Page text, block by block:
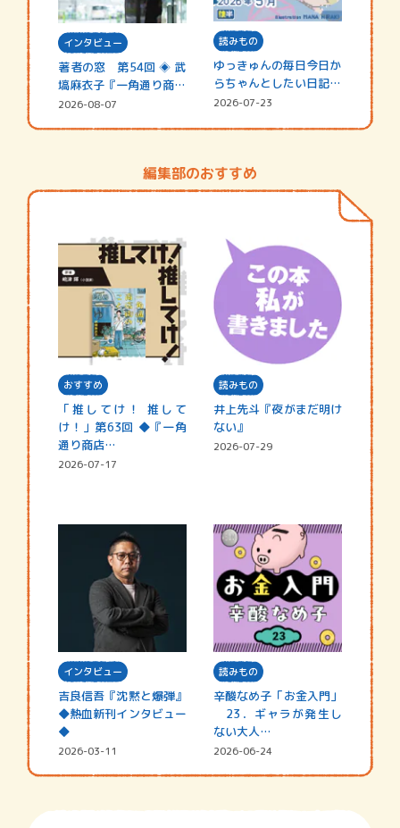
インタビュー
著者の窓 第54回 ◈ 武
塙麻衣子『一角通り商店
街の…
2026-08-07
読みもの
ゆっきゅんの毎日今日か
らちゃんとしたい日記
☆202…
2026-07-23
編集部のおすすめ
おすすめ
「推してけ！ 推して
け！」第63回 ◆『一角
通り商店…
2026-07-17
読みもの
井上先斗『夜がまだ明け
ない』
2026-07-29
インタビュー
吉良信吾『沈黙と爆弾』
◆熱血新刊インタビュー
◆
2026-03-11
読みもの
辛酸なめ子「お金入門」
23．ギャラが発生し
ない大人…
2026-06-24